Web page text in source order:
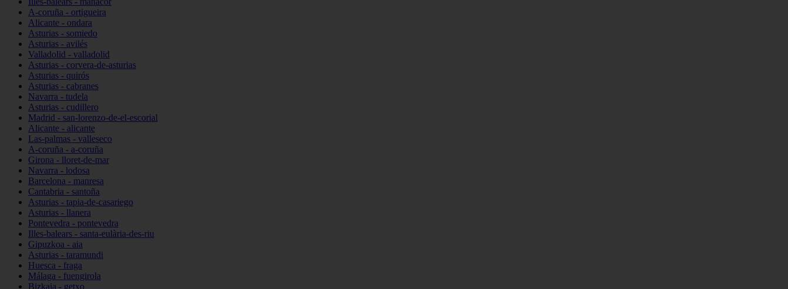
A-coruña - ortigueira
Alicante - ondara
Asturias - somiedo
Asturias - avilés
Valladolid - valladolid
Asturias - corvera-de-asturias
Asturias - quirós
Asturias - cabranes
Navarra - tudela
Asturias - cudillero
Madrid - san-lorenzo-de-el-escorial
Alicante - alicante
Las-palmas - valleseco
A-coruña - a-coruña
Girona - lloret-de-mar
Navarra - lodosa
Barcelona - manresa
Cantabria - santoña
Asturias - tapia-de-casariego
Asturias - llanera
Pontevedra - pontevedra
Illes-balears - santa-eulària-des-riu
Gipuzkoa - aia
Asturias - taramundi
Huesca - fraga
Málaga - fuengirola
Bizkaia - getxo